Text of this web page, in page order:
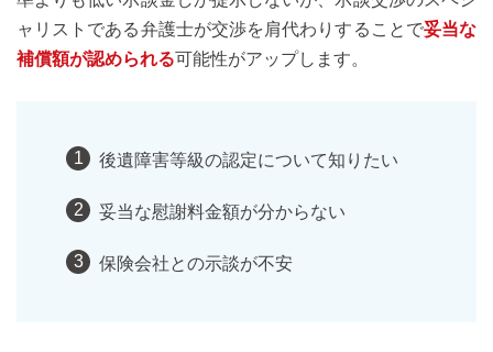
ャリストである弁護士が交渉を肩代わりすることで妥当な
補償額が認められる可能性がアップします。
後遺障害等級の認定について知りたい
妥当な慰謝料金額が分からない
保険会社との示談が不安